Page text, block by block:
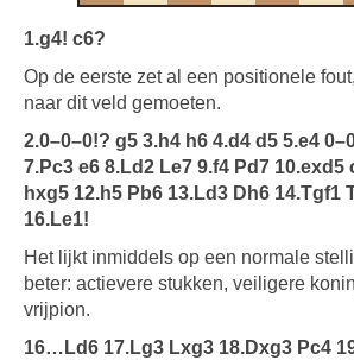
1.g4! c6?
Op de eerste zet al een positionele
naar dit veld gemoeten.
2.0–0–0!? g5 3.h4 h6 4.d4 d5 5.e4
7.Pc3 e6 8.Ld2 Le7 9.f4 Pd7 10.exd5
hxg5 12.h5 Pb6 13.Ld3 Dh6 14.Tgf1
16.Le1!
Het lijkt inmiddels op een normale
beter: actievere stukken, veiligere
vrijpion.
16…Ld6 17.Lg3 Lxg3 18.Dxg3 Pc4